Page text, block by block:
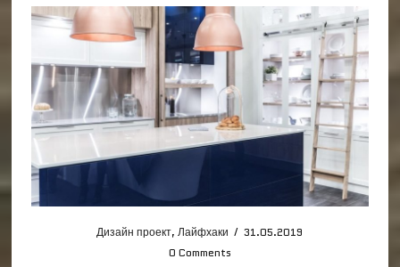
Дизайн проект,Лайфхаки / 31.05.2019
0 Comments